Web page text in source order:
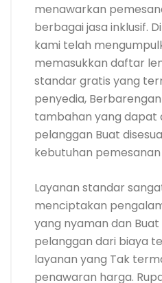
menawarkan
berbagai jasa inklusif.
kami telah
memasukkan daftar
standar gratis yang
penyedia,
tambahan yang dapat
pelanggan Buat
kebutuhan
Layanan standar
menciptakan
yang nyaman dan
pelanggan dari biaya
layanan yang Tak
penawaran harga.